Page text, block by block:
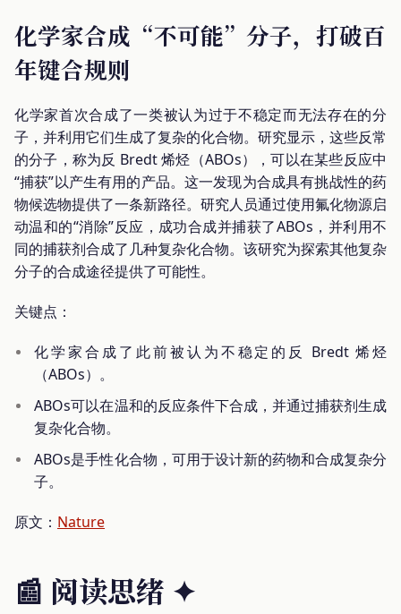
化学家合成“不可能”分子，打破百
年键合规则
化学家首次合成了一类被认为过于不稳定而无法存在的分
子，并利用它们生成了复杂的化合物。研究显示，这些反常
的分子，称为反 Bredt 烯烃（ABOs），可以在某些反应中
“捕获”以产生有用的产品。这一发现为合成具有挑战性的药
物候选物提供了一条新路径。研究人员通过使用氟化物源启
动温和的“消除”反应，成功合成并捕获了ABOs，并利用不
同的捕获剂合成了几种复杂化合物。该研究为探索其他复杂
分子的合成途径提供了可能性。
关键点：
化学家合成了此前被认为不稳定的反 Bredt 烯烃
（ABOs）。
ABOs可以在温和的反应条件下合成，并通过捕获剂生成
复杂化合物。
ABOs是手性化合物，可用于设计新的药物和合成复杂分
子。
原文： Nature
📰 阅读思绪 ✦